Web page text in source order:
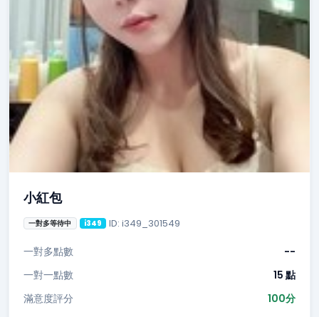
小紅包
一對多等待中 i349 ID: i349_301549
一對多點數
--
一對一點數
15 點
滿意度評分
100分